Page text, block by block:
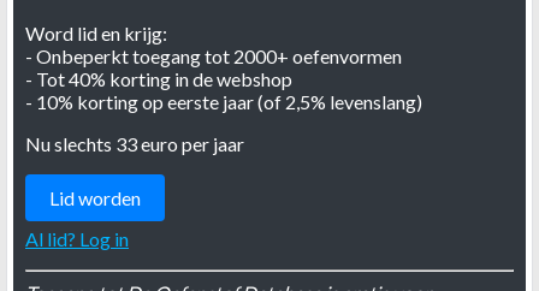
- Na ongeveer 1-2 minuten wisselen van middelste
speler
Word lid en krijg:
- Onbeperkt toegang tot 2000+ oefenvormen
- Tot 40% korting in de webshop
- 10% korting op eerste jaar (of 2,5% levenslang)
Nu slechts 33 euro per jaar
Lid worden
Al lid? Log in